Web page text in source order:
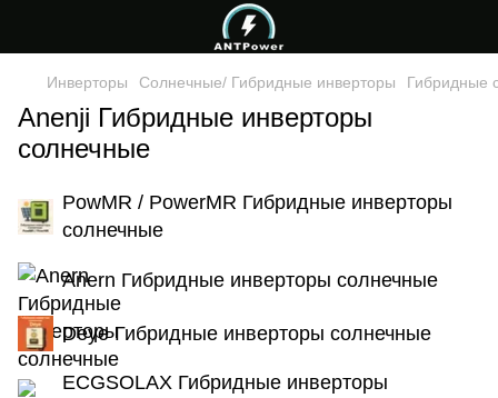
Инверторы Солнечные/ Гибридные инверторы Гибридные
Anenji Гибридные инверторы
солнечные
PowMR / PowerMR Гибридные инверторы
солнечные
Anern Гибридные инверторы солнечные
Deye Гибридные инверторы солнечные
ECGSOLAX Гибридные инверторы